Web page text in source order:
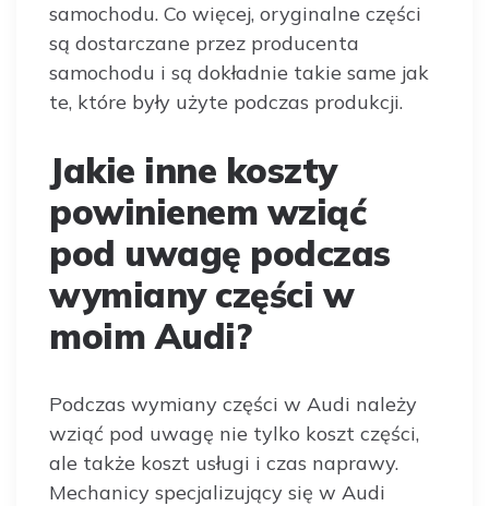
samochodu. Co więcej, oryginalne części
są dostarczane przez producenta
samochodu i są dokładnie takie same jak
te, które były użyte podczas produkcji.
Jakie inne koszty
powinienem wziąć
pod uwagę podczas
wymiany części w
moim Audi?
Podczas wymiany części w Audi należy
wziąć pod uwagę nie tylko koszt części,
ale także koszt usługi i czas naprawy.
Mechanicy specjalizujący się w Audi